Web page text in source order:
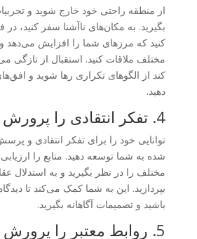
از منطقه راحتی خود خارج شوید و
بگیرید. به مکان‌های ناآشنا سفر کنید،
کنید که مرزهای شما را افزایش می‌دهد و
مختلف ملاقات کنید. استقبال از تازگی
کند از الگوهای تکراری رها شوید و
دهید.
4. تفکر انتقادی را پرورش دهید
توانایی خود را برای تفکر انتقادی و
شده به شما توسعه دهید. منابع را ارزیابی
مختلف را در نظر بگیرید و به استدلال
بپردازید. این به شما کمک می‌کند تا
باشید و تصمیمات آگاهانه بگیرید.
5. روابط معتبر را پرورش دهید